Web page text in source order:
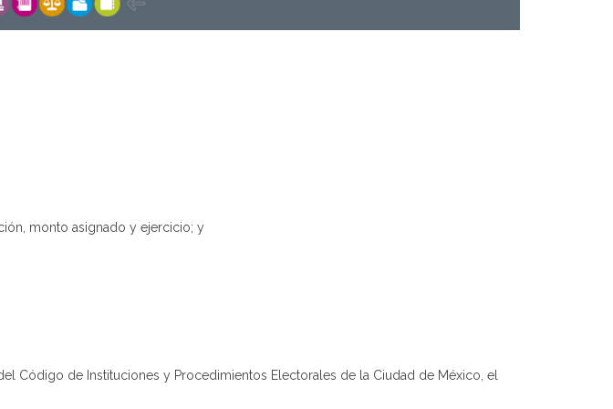
monto asignado y ejercicio; y
Código de Instituciones y Procedimientos Electorales de la Ciudad de México, el